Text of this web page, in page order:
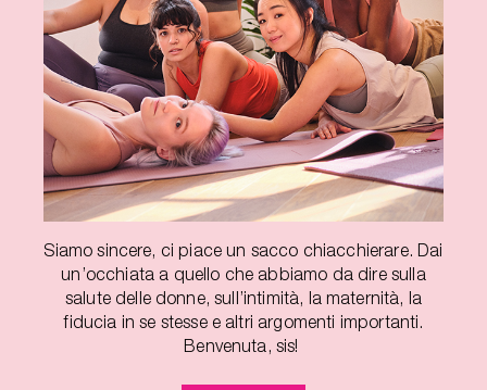
Siamo sincere, ci piace un sacco chiacchierare. Dai
un’occhiata a quello che abbiamo da dire sulla
salute delle donne, sull’intimità, la maternità, la
fiducia in se stesse e altri argomenti importanti.
Benvenuta, sis!